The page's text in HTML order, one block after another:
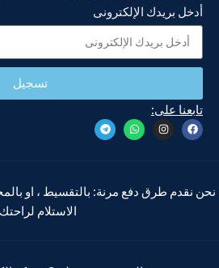
أدخل بريدك الإلكترونى
تسجيل
تابعنا على:
نحن نقدم طرق دفع مرنة: بالتقسيط ، او
الاستلام لراحتك